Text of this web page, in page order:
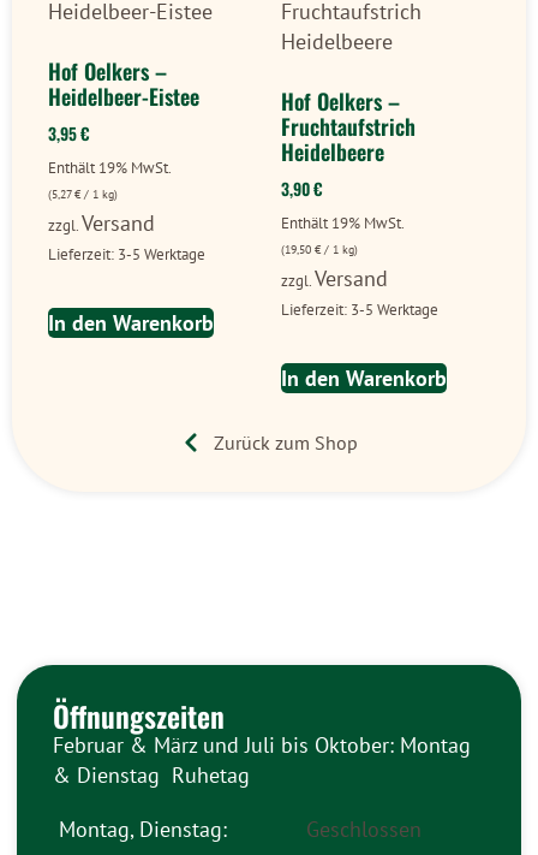
Hof Oelkers –
Heidelbeer-Eistee
3,95€
Enthält 19% MwSt.
(5,27€ / 1 kg)
zzgl.Versand
Lieferzeit: 3-5 Werktage
In den Warenkorb
Hof Oelkers –
Fruchtaufstrich
Heidelbeere
3,90€
Enthält 19% MwSt.
(19,50 € / 1 kg)
zzgl.Versand
Lieferzeit: 3-5 Werktage
In den Warenkorb
Zurück zum Shop
Öffnungszeiten
Februar & März und Juli bis Oktober: Montag
& Dienstag Ruhetag
Montag, Dienstag:
Geschlossen